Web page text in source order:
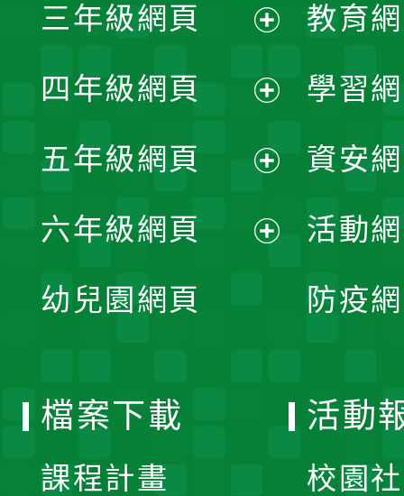
選
單
開
選
單
三年級網頁
開
選
單
四年級網頁
開
選
五年級網頁
開
六年級網頁
幼兒園網頁
教育
學習
資安
活動
防疫
檔案下載
課程計畫
活動
校園